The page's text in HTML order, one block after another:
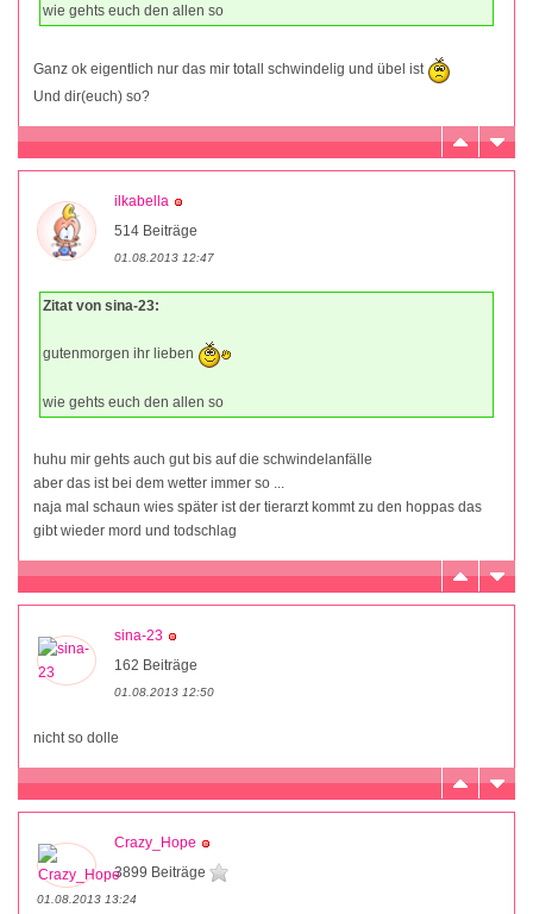
wie gehts euch den allen so
Ganz ok eigentlich nur das mir totall schwindelig und übel ist
Und dir(euch) so?
ilkabella
514 Beiträge
01.08.2013 12:47
Zitat von sina-23:
gutenmorgen ihr lieben
wie gehts euch den allen so
huhu mir gehts auch gut bis auf die schwindelanfälle
aber das ist bei dem wetter immer so ...
naja mal schaun wies später ist der tierarzt kommt zu den hoppas das
gibt wieder mord und todschlag
sina-23
162 Beiträge
01.08.2013 12:50
nicht so dolle
Crazy_Hope
3899 Beiträge
01.08.2013 13:24